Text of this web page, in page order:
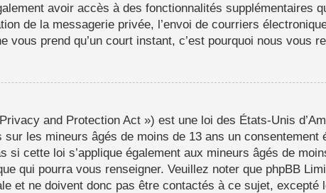
avoir accès à des fonctionnalités supplémentaires
de la messagerie privée, l’envoi de courriers
vous prend qu’un court instant, c’est pourquoi nous vous
and Protection Act ») est une loi des États-Unis
sur les mineurs âgés de moins de 13 ans un
si cette loi s’applique également aux mineurs âgés de
qui pourra vous renseigner. Veuillez noter que phpBB
et ne doivent donc pas être contactés à ce sujet,